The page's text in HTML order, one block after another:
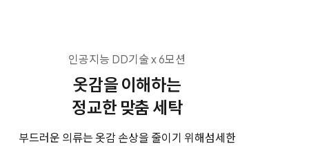
인공지능 DD기술 x 6모션
옷감을 이해하는
정교한 맞춤 세탁
부드러운 의류는 옷감 손상을 줄이기 위해섬세한